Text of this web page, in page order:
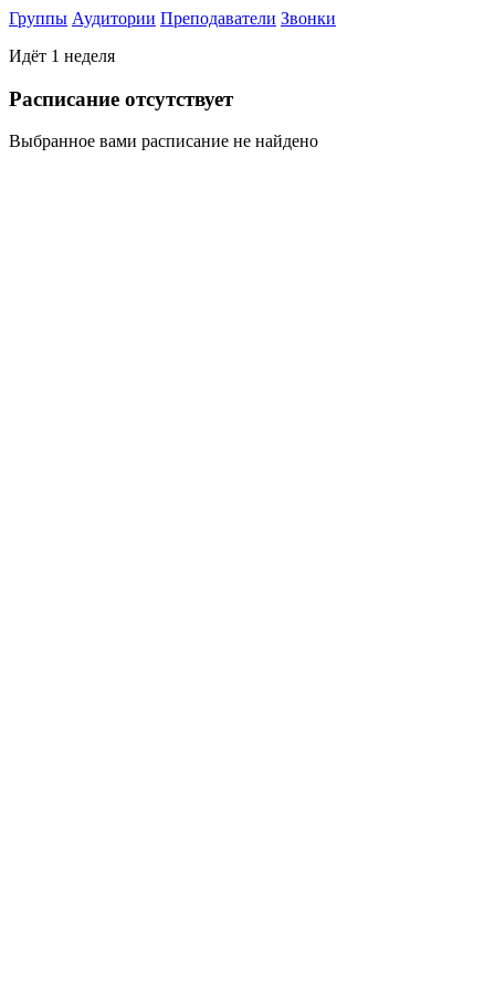
Группы Аудитории Преподаватели Звонки
Идёт 1 неделя
Раcписание отсутствует
Выбранное вами расписание не найдено